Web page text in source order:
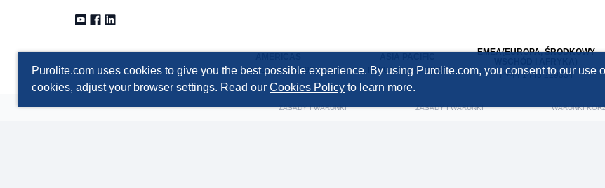
Purolite.com uses cookies to give you the best possible experience. By using Purolite.com, you consent to our use
cookies, adjust your browser settings. Read our Cookies Policy to learn more.
T +1 610 668 9090
T +86 571 876 31382
EMEA(EUROPA, ŚRODKOWY
T +44 1443 229334
ZASADY I WARUNKI ZASADY I WARUNKI WARUNKI